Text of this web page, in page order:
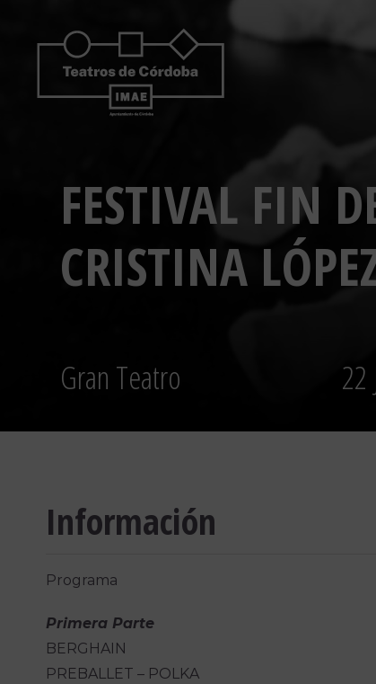
contenido
FESTIVAL FIN
CRISTINA
Gran Teatro 22
Información
Programa
Primera Parte
BERGHAIN
PREBALLET – POLKA